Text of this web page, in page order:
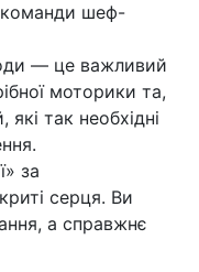
команди шеф-
— це важливий
моторики та,
так необхідні
за
серця. Ви
а справжнє